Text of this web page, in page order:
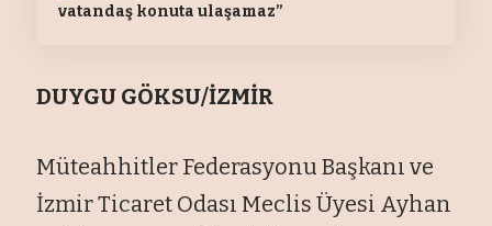
vatandaş konuta ulaşamaz”
DUYGU GÖKSU/İZMİR
Müteahhitler Federasyonu Başkanı ve
İzmir Ticaret Odası Meclis Üyesi Ayhan